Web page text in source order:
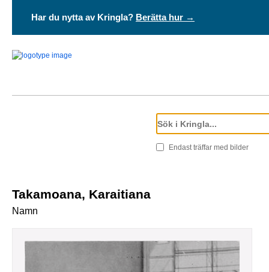
Har du nytta av Kringla? Berätta hur →
Endast träffar med bilder
Takamoana, Karaitiana
Namn